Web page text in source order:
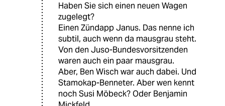
Haben Sie sich einen neuen Wagen
zugelegt?
Einen Zündapp Janus. Das nenne ich
subtil, auch wenn da mausgrau steht.
Von den Juso-Bundesvorsitzenden
waren auch ein paar mausgrau.
Aber, Ben Wisch war auch dabei. Und
Stamokap-Benneter. Aber wen kennt
noch Susi Möbeck? Oder Benjamin